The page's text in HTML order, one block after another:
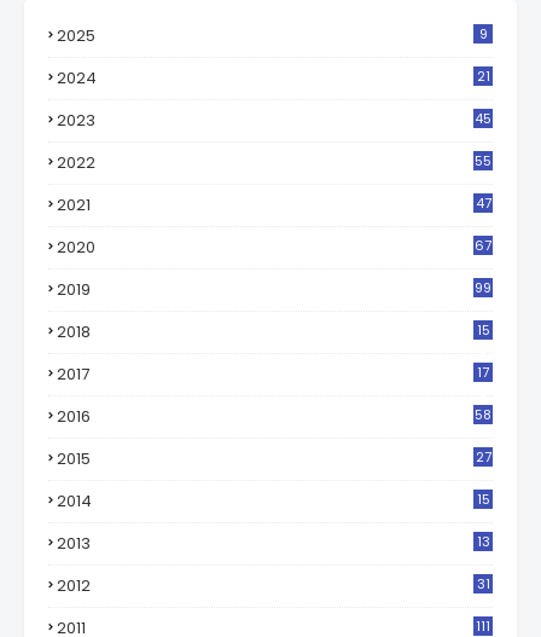
2025 9
2024 21
2023 45
2022 55
2021 47
2020 67
2019 99
2018
15
2017
17
2016 58
2015 27
2014 15
2013 13
2012 31
2011 111